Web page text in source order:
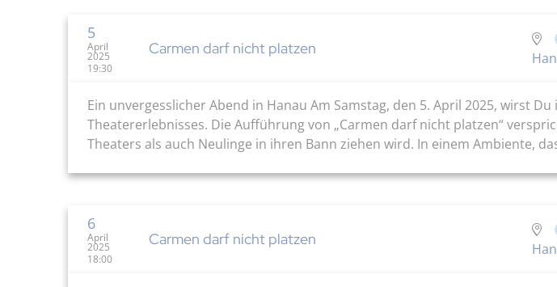
5
April
2025
19:30
Carmen darf nicht platzen
Ein unvergesslicher Abend in Hanau Am Samstag, den 5. April 2025, wirst
Theatererlebnisses. Die Aufführung von „Carmen darf nicht platzen“
Theaters als auch Neulinge in ihren Bann ziehen wird. In einem Ambiente,
6
April
2025
18:00
Carmen darf nicht platzen